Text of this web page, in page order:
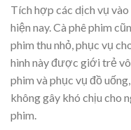
Tích hợp các dịch vụ
hiện nay. Cà phê phim
phim thu nhỏ, phục vụ
hình này được giới trẻ
phim và phục vụ đồ
không gây khó chịu cho
phim.